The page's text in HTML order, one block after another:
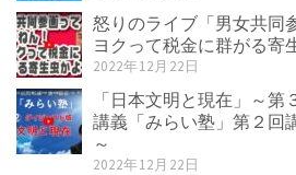
怒りのライブ「男女共同
ヨクって税金に群がる寄
2022年12月22日
「日本文明と現在」～
講義「みらい塾」第２
～
2022年12月22日